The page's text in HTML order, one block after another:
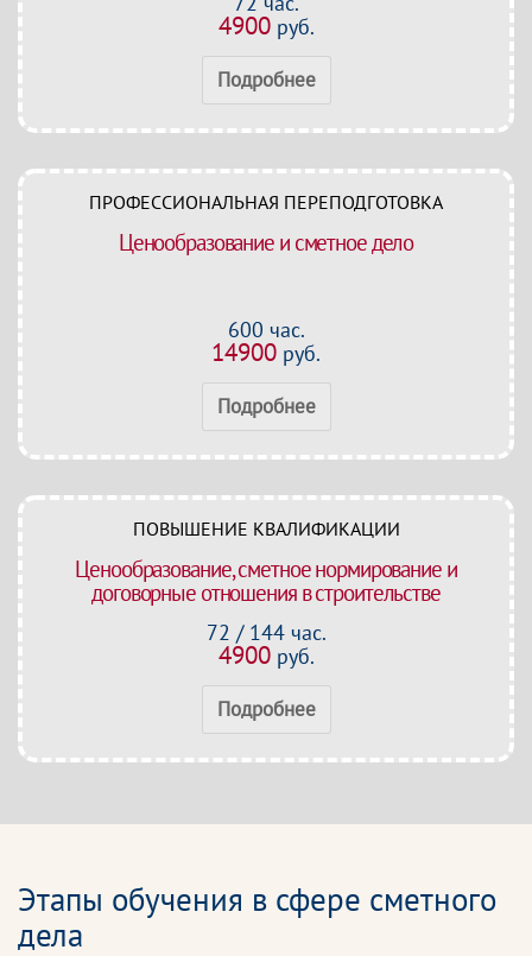
4900руб.
Подробнее
ПРОФЕССИОНАЛЬНАЯ ПЕРЕПОДГОТОВКА
Ценообразование и сметное дело
600 час.
14900 руб.
Подробнее
ПОВЫШЕНИЕ КВАЛИФИКАЦИИ
Ценообразование, сметное нормирование и
договорные отношения в строительстве
72 / 144 час.
4900руб.
Подробнее
Этапы обучения в сфере сметного
дела